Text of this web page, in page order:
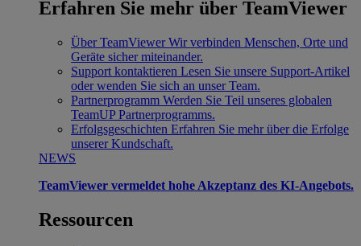
Erfahren Sie mehr über TeamViewer
Über TeamViewer Wir verbinden Menschen, Orte und
Geräte sicher miteinander.
Support kontaktieren Lesen Sie unsere Support-Artikel
oder wenden Sie sich an unser Team.
Partnerprogramm Werden Sie Teil unseres globalen
TeamUP Partnerprogramms.
Erfolgsgeschichten Erfahren Sie mehr über die Erfolge
unserer Kundschaft.
NEWS
TeamViewer vermeldet hohe Akzeptanz des KI-Angebots.
Ressourcen